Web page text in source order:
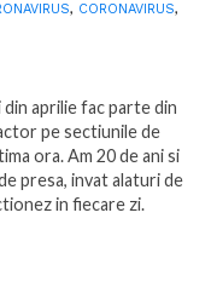
, CORONAVIRUS,
aprilie fac parte din
pe sectiunile de
ora. Am 20 de ani si
presa, invat alaturi de
in fiecare zi.